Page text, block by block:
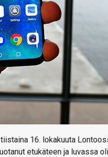
16. lokakuuta
etukäteen ja luvassa